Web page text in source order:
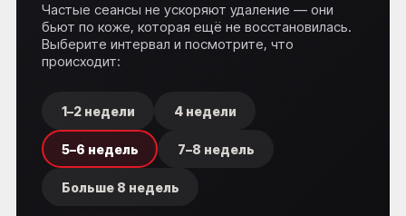
Частые сеансы не ускоряют удаление — они
бьют по коже, которая ещё не восстановилась.
Выберите интервал и посмотрите, что
происходит:
1–2 недели 4 недели
5–6 недель 7–8 недель
Больше 8 недель